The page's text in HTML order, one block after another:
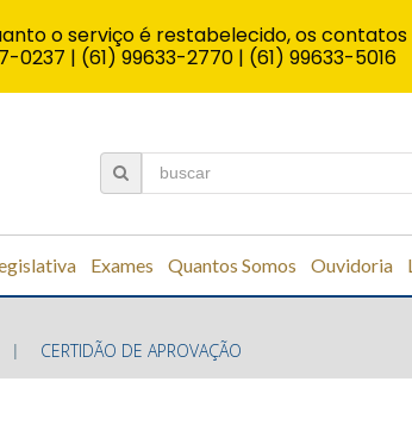
Exames Quantos Somos Ouvidoria
CERTIDÃO DE APROVAÇÃO
o serviço é restabelecido, os contatos
0237 | (61) 99633-2770 | (61) 99633-5016